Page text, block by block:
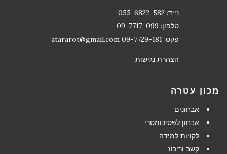
נייד: 055-6822-582
טלפון: 09-7717-099
פקס: 09-7729-181
atararot@gmail.com
הצהרת נגישות
מכון עטרה
אבחונים
אבחון לפסיכומטרי
לקויות למידה
קשב וריכוז